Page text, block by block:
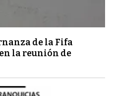
de la Fifa
la reunión de